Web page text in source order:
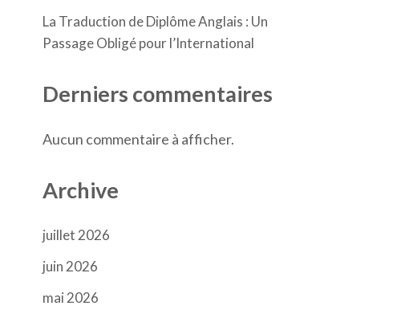
La Traduction de Diplôme Anglais : Un
Passage Obligé pour l’International
Derniers commentaires
Aucun commentaire à afficher.
Archive
juillet 2026
juin 2026
mai 2026